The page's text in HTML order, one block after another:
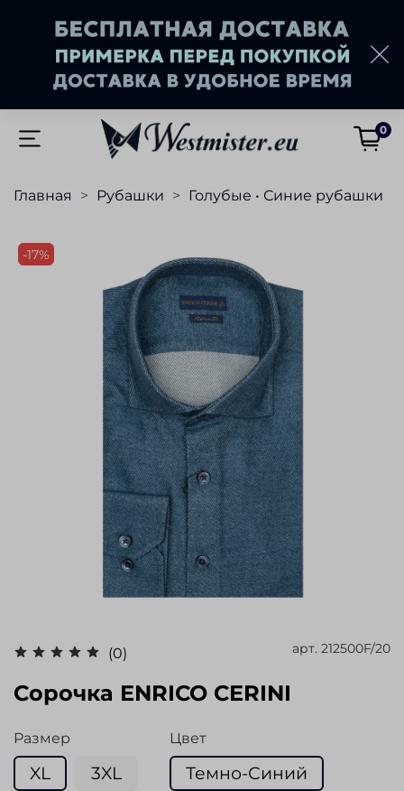
0
Главная Рубашки Голубые • Синие рубашки
-17%
(0) арт. 212500F/20
Сорочка ENRICO CERINI
Размер
XL 3XL
Цвет
Темно-Синий